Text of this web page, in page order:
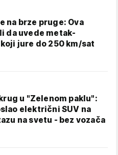
na brze pruge: Ova
da uvede metak-
jure do 250 km/sat
u "Zelenom paklu":
električni SUV na
na svetu - bez vozača